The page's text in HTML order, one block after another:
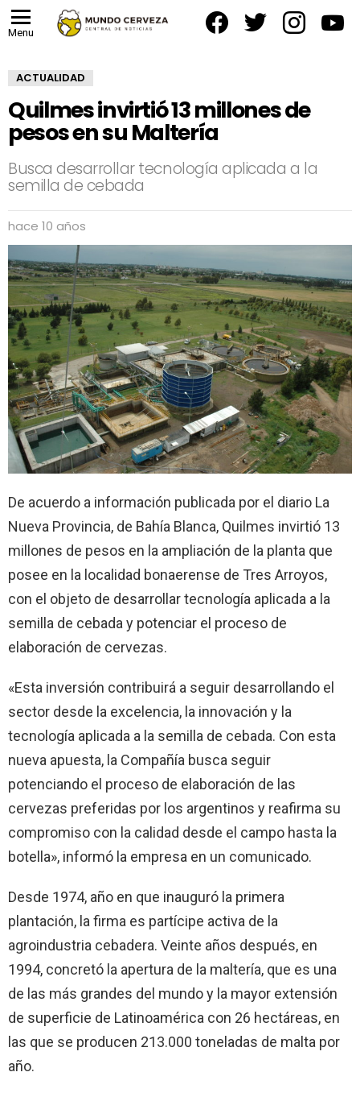
Menu
ACTUALIDAD
Quilmes invirtió 13 millones de
pesos en su Maltería
Busca desarrollar tecnología aplicada a la
semilla de cebada
hace 10 años
De acuerdo a información publicada por el diario La
Nueva Provincia, de Bahía Blanca, Quilmes invirtió 13
millones de pesos en la ampliación de la planta que
posee en la localidad bonaerense de Tres Arroyos,
con el objeto de desarrollar tecnología aplicada a la
semilla de cebada y potenciar el proceso de
elaboración de cervezas.
«Esta inversión contribuirá a seguir desarrollando el
sector desde la excelencia, la innovación y la
tecnología aplicada a la semilla de cebada. Con esta
nueva apuesta, la Compañía busca seguir
potenciando el proceso de elaboración de las
cervezas preferidas por los argentinos y reafirma su
compromiso con la calidad desde el campo hasta la
botella», informó la empresa en un comunicado.
Desde 1974, año en que inauguró la primera
plantación, la firma es partícipe activa de la
agroindustria cebadera. Veinte años después, en
1994, concretó la apertura de la maltería, que es una
de las más grandes del mundo y la mayor extensión
de superficie de Latinoamérica con 26 hectáreas, en
las que se producen 213.000 toneladas de malta por
año.